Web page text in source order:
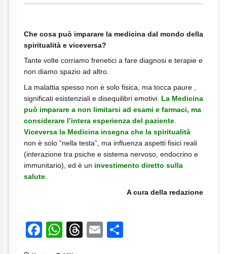
Che cosa può imparare la medicina dal mondo della
spiritualità e viceversa?
Tante volte corriamo frenetici a fare diagnosi e terapie e
non diamo spazio ad altro.
La malattia spesso non è solo fisica, ma tocca paure ,
significati esistenziali e disequilibri emotivi. La Medicina
può imparare a non limitarsi ad esami e farmaci, ma
considerare l’intera esperienza del paziente.
Viceversa la Medicina insegna che la spiritualità
non è solo “nella testa”, ma influenza aspetti fisici reali
(interazione tra psiche e sistema nervoso, endocrino e
immunitario), ed è un investimento diretto sulla
salute.
A cura della redazione
Facebook
WhatsApp
Threads
Email